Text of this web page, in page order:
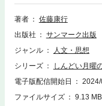
って見えてきます。そし
でき、毎日が幸せと喜び
いうことだったのです。
きた「こころの専門家」
人だけに囲まれるワクワ
好転させた具体例も多数
みてください。
著者
佐藤康行
出版社
サンマーク出版
ジャンル
人文・思想
シリーズ
しんどい月曜
電子版配信開始日
ファイルサイズ
9.13 MB